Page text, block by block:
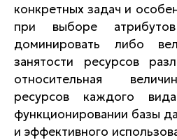
конкретных задач и
при выборе
доминировать либо
занятости ресурсов
относительная
ресурсов каждого
функционировании базы
и эффективного